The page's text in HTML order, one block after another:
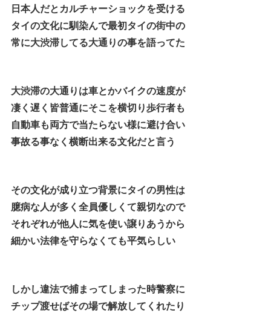
日本人だとカルチャーショックを受ける
タイの文化に馴染んで最初タイの街中の
常に大渋滞してる大通りの事を語ってた
大渋滞の大通りは車とかバイクの速度が
凄く遅く皆普通にそこを横切り歩行者も
自動車も両方で当たらない様に避け合い
事故る事なく横断出来る文化だと言う
その文化が成り立つ背景にタイの男性は
臆病な人が多く全員優しくて親切なので
それぞれが他人に気を使い譲りあうから
細かい法律を守らなくても平気らしい
しかし違法で捕まってしまった時警察に
チップ渡せばその場で解放してくれたり